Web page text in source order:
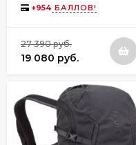
+954 БАЛЛОВ!
27 390 руб.
19 080 руб.